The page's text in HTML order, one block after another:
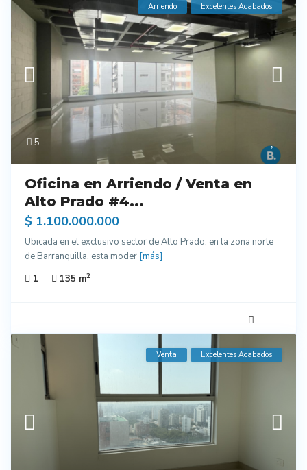
5
Arriendo Excelentes Acabados
Oficina en Arriendo / Venta en
Alto Prado #4...
$ 1.100.000.000
Ubicada en el exclusivo sector de Alto Prado, en la zona norte
de Barranquilla, esta moder [más]
1
135 m2
Venta Excelentes Acabados